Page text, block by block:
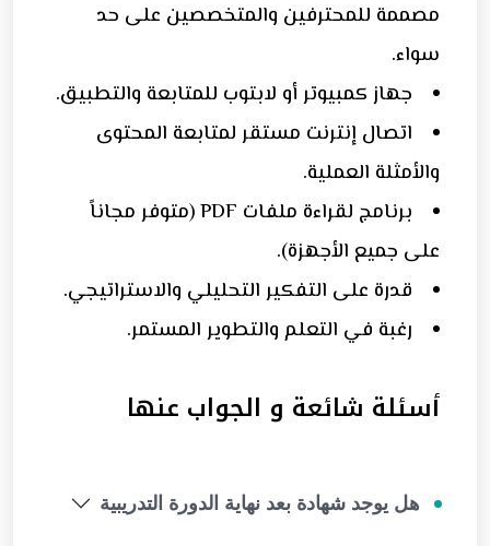
مصممة للمحترفين والمتخصصين على حد
سواء.
جهاز كمبيوتر أو لابتوب للمتابعة والتطبيق.
اتصال إنترنت مستقر لمتابعة المحتوى
والأمثلة العملية.
برنامج لقراءة ملفات PDF (متوفر مجاناً
على جميع الأجهزة).
قدرة على التفكير التحليلي والاستراتيجي.
رغبة في التعلم والتطوير المستمر.
أسئلة شائعة و الجواب عنها
هل يوجد شهادة بعد نهاية الدورة التدريبية